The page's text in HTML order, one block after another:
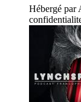
Hébergé par